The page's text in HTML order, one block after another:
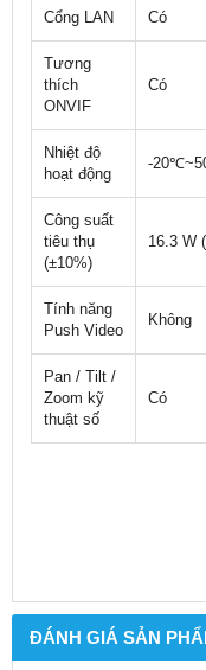
Cổng LAN Có
Tương
thích
ONVIF
Có
Nhiệt độ
hoạt động
-
Công suất
tiêu thụ
(±10%)
16.3 W
Tính năng
Push Video
Không
Pan / Tilt /
Zoom kỹ
thuật số
Có
ĐÁNH GIÁ SẢN